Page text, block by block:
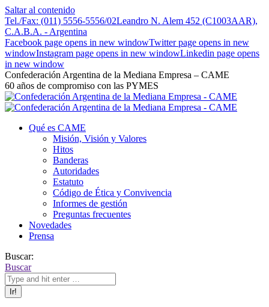
Saltar al contenido
Tel./Fax: (011) 5556-5556/02Leandro N. Alem 452 (C1003AAR),
C.A.B.A. - Argentina
Facebook page opens in new windowTwitter page opens in new
windowInstagram page opens in new windowLinkedin page opens
in new window
Confederación Argentina de la Mediana Empresa – CAME
60 años de compromiso con las PYMES
Qué es CAME
Misión, Visión y Valores
Hitos
Banderas
Autoridades
Estatuto
Código de Ética y Convivencia
Informes de gestión
Preguntas frecuentes
Novedades
Prensa
Buscar:
Buscar